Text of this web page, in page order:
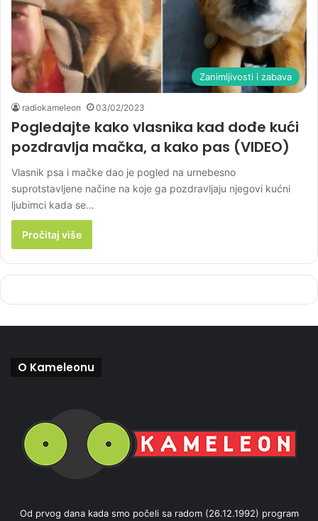
Zanimljivosti i zabava
radiokameleon 03/02/2023
Pogledajte kako vlasnika kad dođe kući
pozdravlja mačka, a kako pas (VIDEO)
Vlasnik psa i mačke dao je pogled na urnebesno
suprotstavljene načine na koje ga pozdravljaju njegovi kućni
ljubimci kada se…
Pročitaj više
O Kameleonu
Od prvog dana kada smo počeli sa radom (26.12.1992) program